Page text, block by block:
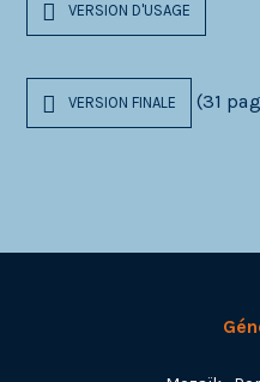
VERSION D'USAGE
VERSION FINALE (31